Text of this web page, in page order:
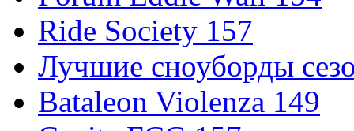
Ride Society 157
Лучшие сноуборды
Bataleon Violenza 149